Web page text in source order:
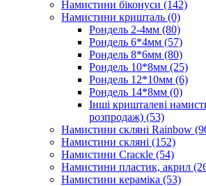
Намистини біконуси (142)
Намистини кришталь (0)
Рондель 2-4мм (80)
Рондель 6*4мм (57)
Рондель 8*6мм (80)
Рондель 10*8мм (25)
Рондель 12*10мм (6)
Рондель 14*8мм (0)
Інші кришталеві
розпродаж) (53)
Намистини скляні Rainbow
Намистини скляні (152)
Намистини Cracкle (54)
Намистини пластик, акрил
Намистини кераміка (53)